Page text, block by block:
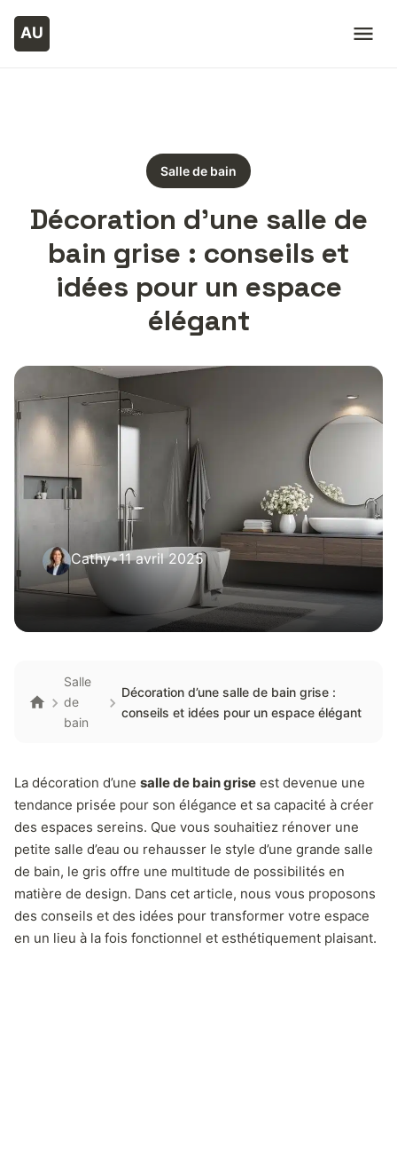
Salle de bain
Décoration d’une salle de
bain grise : conseils et
idées pour un espace
élégant
Cathy•11 avril 2025
Salle
de
bain
Décoration d’une salle de bain grise :
conseils et idées pour un espace élégant
La décoration d’une salle de bain grise est devenue une
tendance prisée pour son élégance et sa capacité à créer
des espaces sereins. Que vous souhaitiez rénover une
petite salle d’eau ou rehausser le style d’une grande salle
de bain, le gris offre une multitude de possibilités en
matière de design. Dans cet article, nous vous proposons
des conseils et des idées pour transformer votre espace
en un lieu à la fois fonctionnel et esthétiquement plaisant.